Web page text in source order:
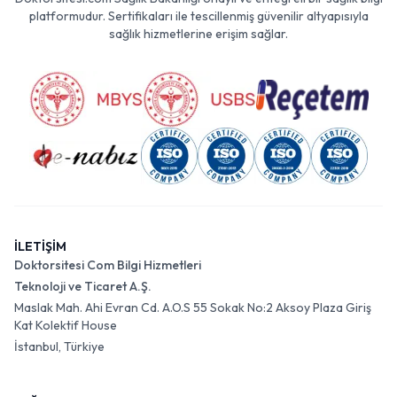
platformudur. Sertifikaları ile tescillenmiş güvenilir altyapısıyla
sağlık hizmetlerine erişim sağlar.
İLETİŞİM
Doktorsitesi Com Bilgi Hizmetleri
Teknoloji ve Ticaret A.Ş.
Maslak Mah. Ahi Evran Cd. A.O.S 55 Sokak No:2 Aksoy Plaza Giriş
Kat Kolektif House
İstanbul, Türkiye